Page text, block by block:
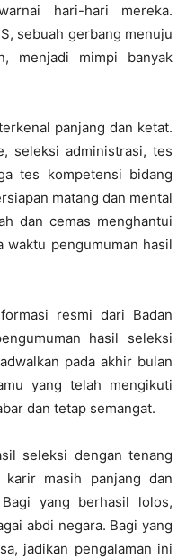
hari-hari mereka.
sebuah gerbang menuju
menjadi mimpi banyak
panjang dan ketat.
seleksi administrasi, tes
tes kompetensi bidang
matang dan mental
dan cemas menghantui
waktu pengumuman hasil
resmi dari Badan
hasil seleksi
pada akhir bulan
yang telah mengikuti
dan tetap semangat.
seleksi dengan tenang
karir masih panjang dan
yang berhasil lolos,
abdi negara. Bagi yang
jadikan pengalaman ini